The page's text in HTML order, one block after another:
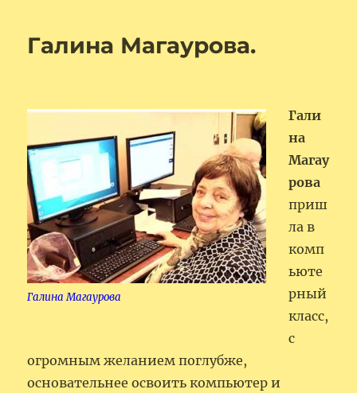
Галина Магаурова.
Галина Магаурова
Гали
на
Магау
рова
приш
ла в
комп
ьюте
рный
класс,
с
огромным желанием поглубже,
основательнее освоить компьютер и